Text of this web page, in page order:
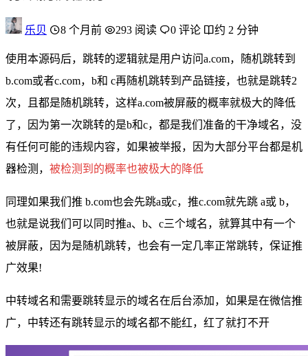
乐贝 8 个月前 293 阅读 0 评论 约 2 分钟
使用本源码后，跳转的逻辑就是用户访问a.com，随机跳转到
b.com或者c.com，b和 c再随机跳转到产品链接，也就是跳转2
次，且都是随机跳转，这样a.com被屏蔽的概率就极大的降低
了，因为第一次跳转的是b和c，都是我们准备的干净域名，没
有任何可能的违规内容，如果被举报，因为大部分平台都是机
器检测， 被检测到的概率也被极大的降低
同理如果我们推 b.com也会先跳a或c，推c.com就先跳 a或 b，
也就是说我们可以同时推a、b、c三个域名，就算其中有一个
被屏蔽，因为是随机跳转，也会有一定几率正常跳转，保证推
广效果!
中转域名和需要跳转显示的域名在后台添加，如果是在微信推
广，中转还有跳转显示的域名都不能红，红了就打不开